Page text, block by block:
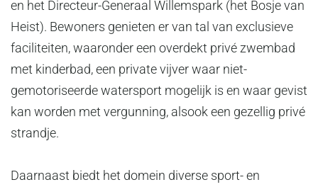
en het Directeur-Generaal Willemspark (het Bosje van
Heist). Bewoners genieten er van tal van exclusieve
faciliteiten, waaronder een overdekt privé zwembad
met kinderbad, een private vijver waar niet-
gemotoriseerde watersport mogelijk is en waar gevist
kan worden met vergunning, alsook een gezellig privé
strandje.
Daarnaast biedt het domein diverse sport- en